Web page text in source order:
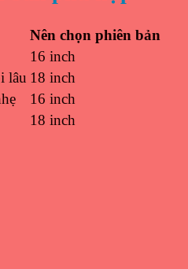
Nên chọn phiên bản
16 inch
lâu 18 inch
16 inch
18 inch